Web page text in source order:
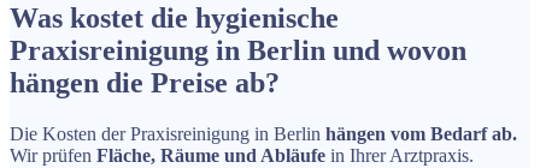
Was kostet die hygienische
Praxisreinigung in Berlin und wovon
hängen die Preise ab?
Die Kosten der Praxisreinigung in Berlin hängen vom Bedarf ab.
Wir prüfen Fläche, Räume und Abläufe in Ihrer Arztpraxis.